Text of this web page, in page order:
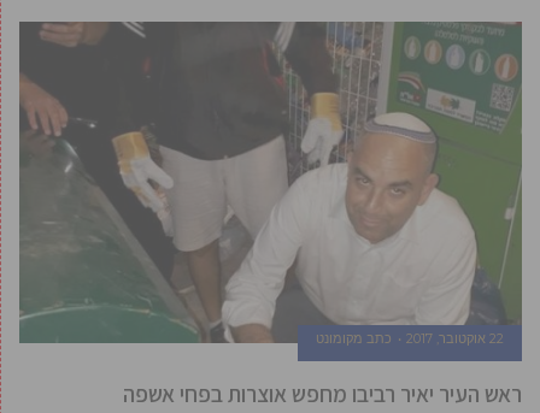
22 אוקטובר, 2017 כתב מקומונט
ראש העיר יאיר רביבו מחפש אוצרות בפחי אשפה